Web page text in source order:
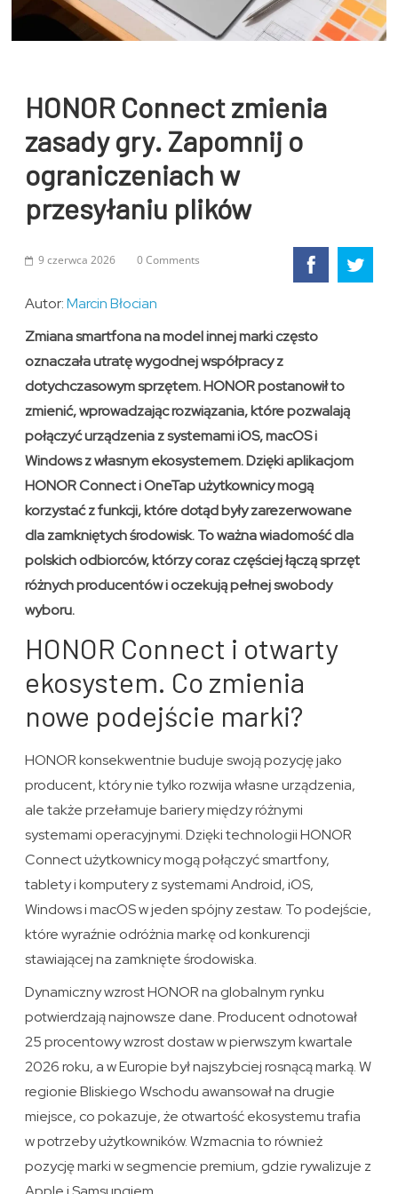
HONOR Connect zmienia
zasady gry. Zapomnij o
ograniczeniach w
przesyłaniu plików
9 czerwca 2026 0 Comments
Autor:Marcin Błocian
Zmiana smartfona na model innej marki często
oznaczała utratę wygodnej współpracy z
dotychczasowym sprzętem. HONOR postanowił to
zmienić, wprowadzając rozwiązania, które pozwalają
połączyć urządzenia z systemami iOS, macOS i
Windows z własnym ekosystemem. Dzięki aplikacjom
HONOR Connect i OneTap użytkownicy mogą
korzystać z funkcji, które dotąd były zarezerwowane
dla zamkniętych środowisk. To ważna wiadomość dla
polskich odbiorców, którzy coraz częściej łączą sprzęt
różnych producentów i oczekują pełnej swobody
wyboru.
HONOR Connect i otwarty
ekosystem. Co zmienia
nowe podejście marki?
HONOR konsekwentnie buduje swoją pozycję jako
producent, który nie tylko rozwija własne urządzenia,
ale także przełamuje bariery między różnymi
systemami operacyjnymi. Dzięki technologii HONOR
Connect użytkownicy mogą połączyć smartfony,
tablety i komputery z systemami Android, iOS,
Windows i macOS w jeden spójny zestaw. To podejście,
które wyraźnie odróżnia markę od konkurencji
stawiającej na zamknięte środowiska.
Dynamiczny wzrost HONOR na globalnym rynku
potwierdzają najnowsze dane. Producent odnotował
25 procentowy wzrost dostaw w pierwszym kwartale
2026 roku, a w Europie był najszybciej rosnącą marką. W
regionie Bliskiego Wschodu awansował na drugie
miejsce, co pokazuje, że otwartość ekosystemu trafia
w potrzeby użytkowników. Wzmacnia to również
pozycję marki w segmencie premium, gdzie rywalizuje z